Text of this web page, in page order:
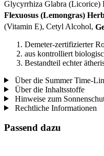
Glycyrrhiza Glabra (Licorice)
Flexuosus (Lemongras)
(Vitamin E), Cetyl Alcohol,
Demeter-zertifizierter
aus kontrolliert
Bestandteil echter
Über die Summer Time-
Über die Inhaltsstoffe
Hinweise zum
Rechtliche Informationen
Passend dazu